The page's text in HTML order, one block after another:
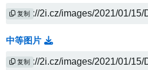
复制
中等图片
复制